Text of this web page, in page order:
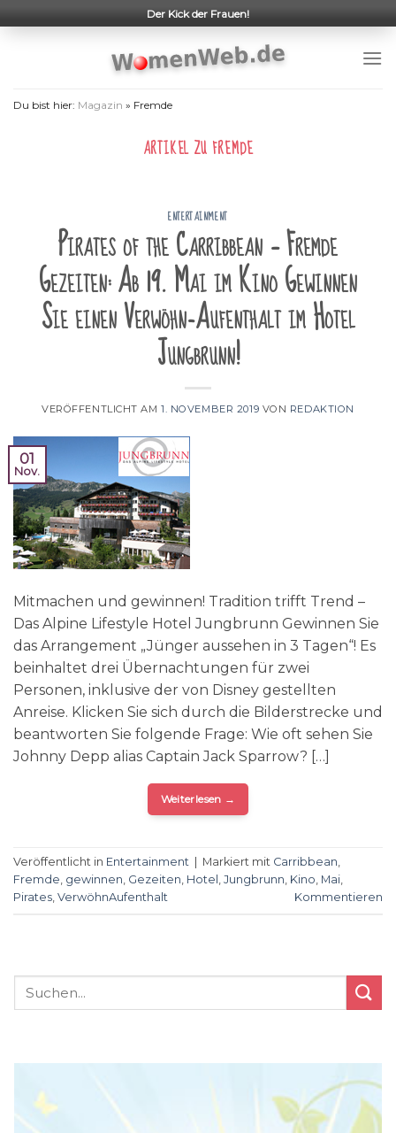
to
Der Kick der Frauen!
Du bist hier: Magazin » Fremde
ARTIKEL ZU FREMDE
ENTERTAINMENT
Pirates of the Carribbean – Fremde
Gezeiten: Ab 19. Mai im Kino Gewinnen
Sie einen Verwöhn-Aufenthalt im Hotel
Jungbrunn!
VERÖFFENTLICHT AM1. NOVEMBER 2019 VON REDAKTION
01
Nov.
Mitmachen und gewinnen! Tradition trifft Trend –
Das Alpine Lifestyle Hotel Jungbrunn Gewinnen Sie
das Arrangement „Jünger aussehen in 3 Tagen“! Es
beinhaltet drei Übernachtungen für zwei
Personen, inklusive der von Disney gestellten
Anreise. Klicken Sie sich durch die Bilderstrecke und
beantworten Sie folgende Frage: Wie oft sehen Sie
Johnny Depp alias Captain Jack Sparrow? […]
Weiterlesen →
Veröffentlicht in Entertainment Markiert mit Carribbean
Fremde gewinnen Gezeiten Hotel Jungbrunn Kino Mai
Pirates VerwöhnAufenthalt Kommentieren